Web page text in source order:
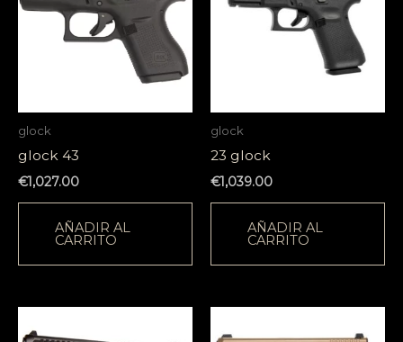
glock
glock 43
€1,027.00
AÑADIR AL
CARRITO
glock
23 glock
€1,039.00
AÑADIR AL
CARRITO